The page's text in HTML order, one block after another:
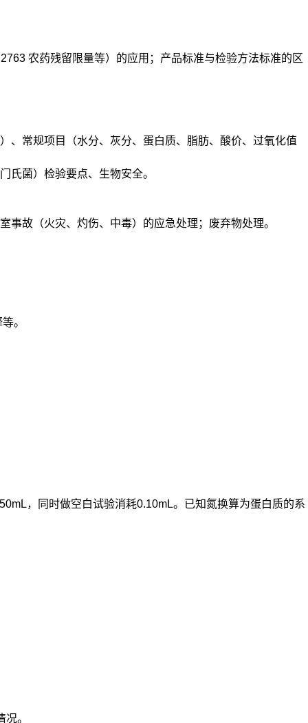
农药残留限量等）的应用；产品标准与检验方法标准的区
、常规项目（水分、灰分、蛋白质、脂肪、酸价、过氧化值
氏菌）检验要点、生物安全。
故（火灾、灼伤、中毒）的应急处理；废弃物处理。
。
，同时做空白试验消耗0.10mL。已知氮换算为蛋白质的系
。